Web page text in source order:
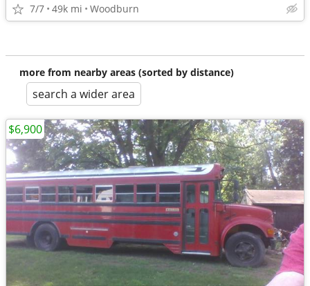
7/7 49k mi Woodburn
more from nearby areas (sorted by distance)
search a wider area
$6,900